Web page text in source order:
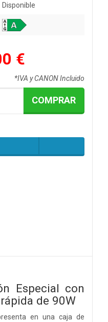
Disponible
€
*IVA y CANON Incluido
COMPRAR
Especial con
de 90W
en una caja de